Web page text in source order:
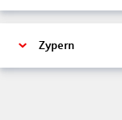
Zypern